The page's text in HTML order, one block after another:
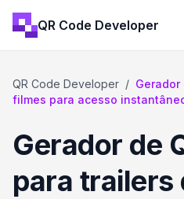
QR Code Developer
QR Code Developer / Gerador
filmes para acesso
Gerador de
para trailers